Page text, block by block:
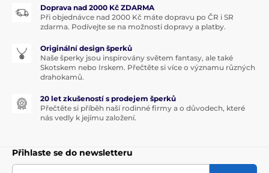
Doprava nad 2000 Kč ZDARMA
Při objednávce nad 2000 Kč máte dopravu po ČR i SR
zdarma. Podívejte se na možnosti dopravy a platby.
Originální design šperků
Naše šperky jsou inspirovány světem fantasy, ale také
Skotskem nebo Irskem. Přečtěte si více o významu různých
drahokamů.
20 let zkušeností s prodejem šperků
Přečtěte si příběh naší rodinné firmy a o důvodech, které
nás vedly k jejímu založení.
Přihlaste se do newsletteru